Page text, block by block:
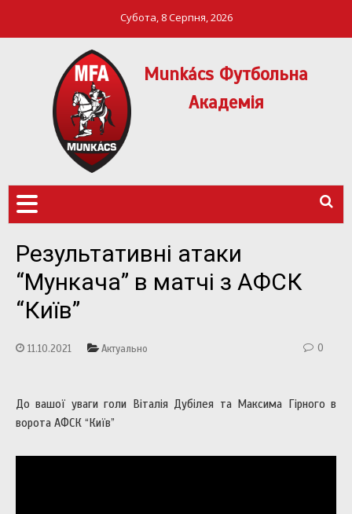
Субота, 8 Серпня, 2026
Munkács Футбольна
Академія
Результативні атаки
“Мункача” в матчі з АФСК
“Київ”
11.10.2021 Актуально 0
До вашої уваги голи Віталія Дубілея та Максима Гірного в
ворота АФСК “Київ”